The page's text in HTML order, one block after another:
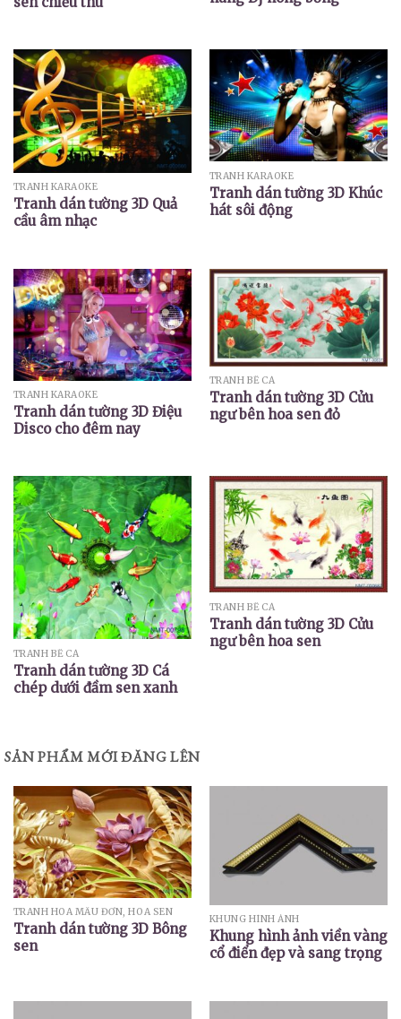
TRANH KARAOKE
Tranh dán tường 3D Quả
cầu âm nhạc
TRANH KARAOKE
Tranh dán tường 3D Khúc
hát sôi động
TRANH KARAOKE
Tranh dán tường 3D Điệu
Disco cho đêm nay
TRANH BỂ CÁ
Tranh dán tường 3D Cửu
ngư bên hoa sen đỏ
TRANH BỂ CÁ
Tranh dán tường 3D Cá
chép dưới đầm sen xanh
TRANH BỂ CÁ
Tranh dán tường 3D Cửu
ngư bên hoa sen
SẢN PHẨM MỚI ĐĂNG LÊN
TRANH HOA MẪU ĐƠN, HOA SEN
Tranh dán tường 3D Bông
sen
KHUNG HÌNH ẢNH
Khung hình ảnh viền vàng
cổ điển đẹp và sang trọng